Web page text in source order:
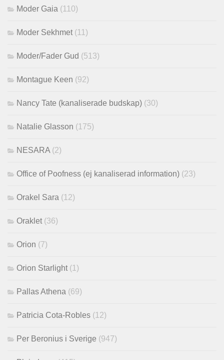
Moder Gaia (110)
Moder Sekhmet (11)
Moder/Fader Gud (513)
Montague Keen (92)
Nancy Tate (kanaliserade budskap) (30)
Natalie Glasson (175)
NESARA (2)
Office of Poofness (ej kanaliserad information) (23)
Orakel Sara (12)
Oraklet (36)
Orion (7)
Orion Starlight (1)
Pallas Athena (69)
Patricia Cota-Robles (12)
Per Beronius i Sverige (947)